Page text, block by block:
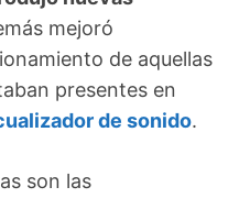
mejoró
de aquellas
presentes en
de sonido.
son las